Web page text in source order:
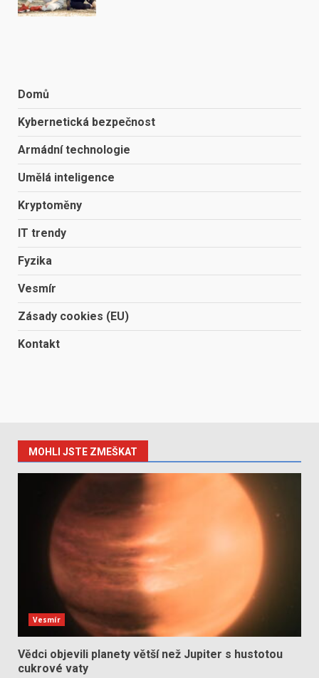
Domů
Kybernetická bezpečnost
Armádní technologie
Umělá inteligence
Kryptoměny
IT trendy
Fyzika
Vesmír
Zásady cookies (EU)
Kontakt
MOHLI JSTE ZMEŠKAT
Vesmír
Vědci objevili planety větší než Jupiter s hustotou
cukrové vaty